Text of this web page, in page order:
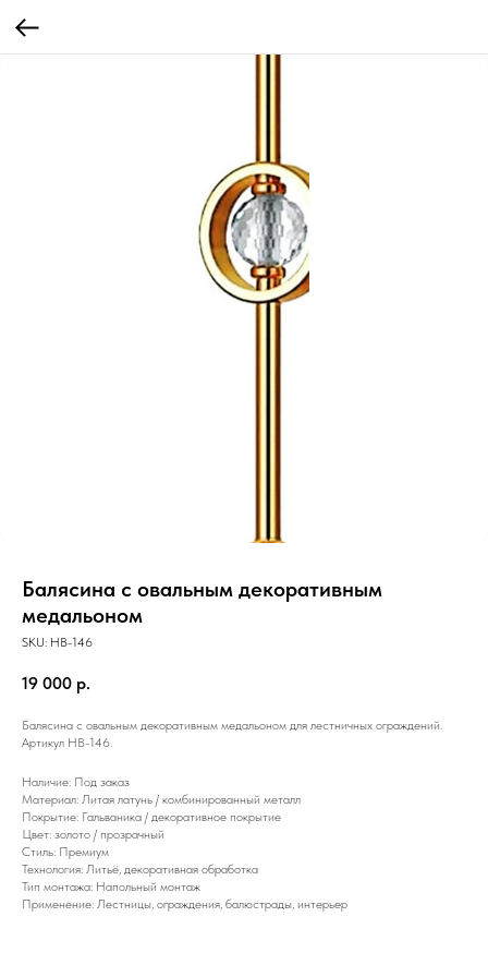
Балясина с овальным декоративным
медальоном
SKU: HB-146
19 000 р.
Балясина с овальным декоративным медальоном для лестничных ограждений.
Артикул HB-146.
Наличие: Под заказ
Материал: Литая латунь / комбинированный металл
Покрытие: Гальваника / декоративное покрытие
Цвет: золото / прозрачный
Стиль: Премиум
Технология: Литьё, декоративная обработка
Тип монтажа: Напольный монтаж
Применение: Лестницы, ограждения, балюстрады, интерьер